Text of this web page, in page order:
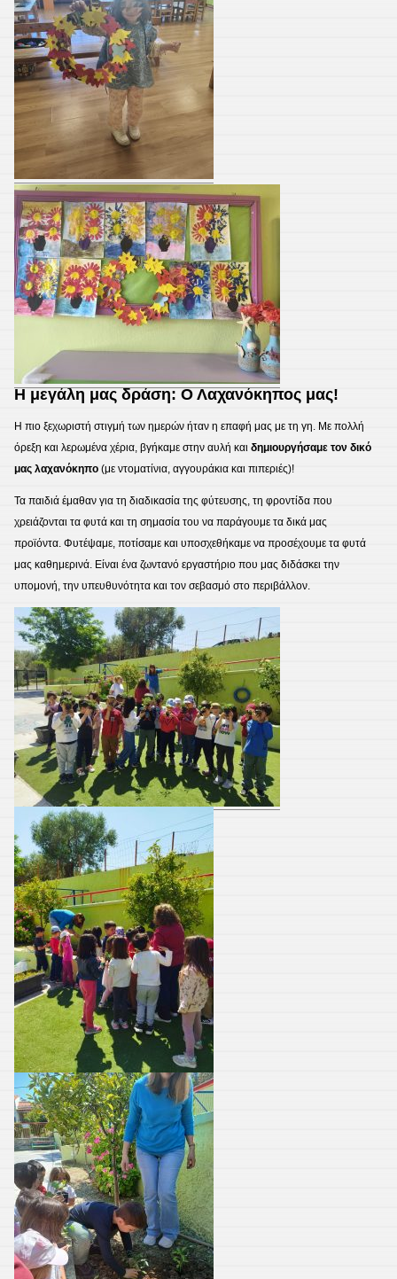
Η μεγάλη μας δράση: Ο Λαχανόκηπος μας!
​Η πιο ξεχωριστή στιγμή των ημερών ήταν η επαφή μας με τη γη. Με πολλή
όρεξη και λερωμένα χέρια, βγήκαμε στην αυλή και δημιουργήσαμε τον δικό
μας λαχανόκηπο (με ντοματίνια, αγγουράκια και πιπεριές)!
​Τα παιδιά έμαθαν για τη διαδικασία της φύτευσης, τη φροντίδα που
χρειάζονται τα φυτά και τη σημασία του να παράγουμε τα δικά μας
προϊόντα. Φυτέψαμε, ποτίσαμε και υποσχεθήκαμε να προσέχουμε τα φυτά
μας καθημερινά. Είναι ένα ζωντανό εργαστήριο που μας διδάσκει την
υπομονή, την υπευθυνότητα και τον σεβασμό στο περιβάλλον.